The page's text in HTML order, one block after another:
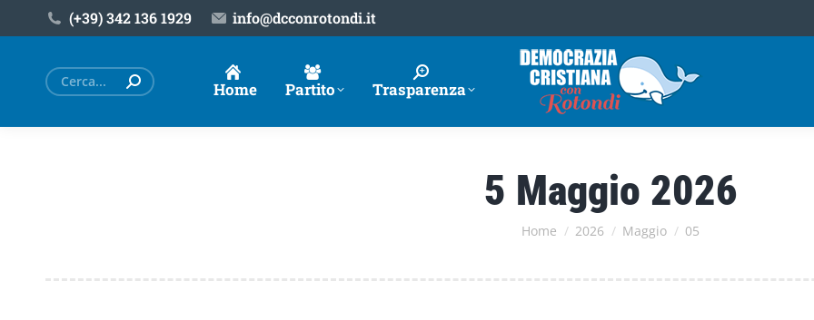
(+39) ‎342 136 1929 info@dcconrotondi.it
Home Partito Trasparenza
Cerca:
5 Maggio 2026
Tu sei qui:
Home 2026 Maggio 05